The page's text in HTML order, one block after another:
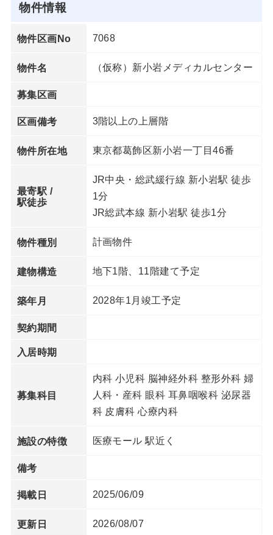
物件情報
物件区画No 7068
物件名 （仮称）新小岩メディカルセンター
募集区画
区画備考 3階以上の上層階
物件所在地 東京都葛飾区新小岩一丁目46番
最寄駅 /
駅徒歩
JR中央・総武緩行線 新小岩駅 徒歩
1分
JR総武本線 新小岩駅 徒歩1分
物件種別 計画物件
建物構造 地下1階、11階建て予定
築年月 2028年1月竣工予定
契約期間
入居時期
募集科目
内科 小児科 脳神経外科 整形外科 婦
人科・産科 眼科 耳鼻咽喉科 泌尿器
科 皮膚科 心療内科
施設の特徴 医療モール 駅近く
備考
掲載日 2025/06/09
更新日 2026/08/07